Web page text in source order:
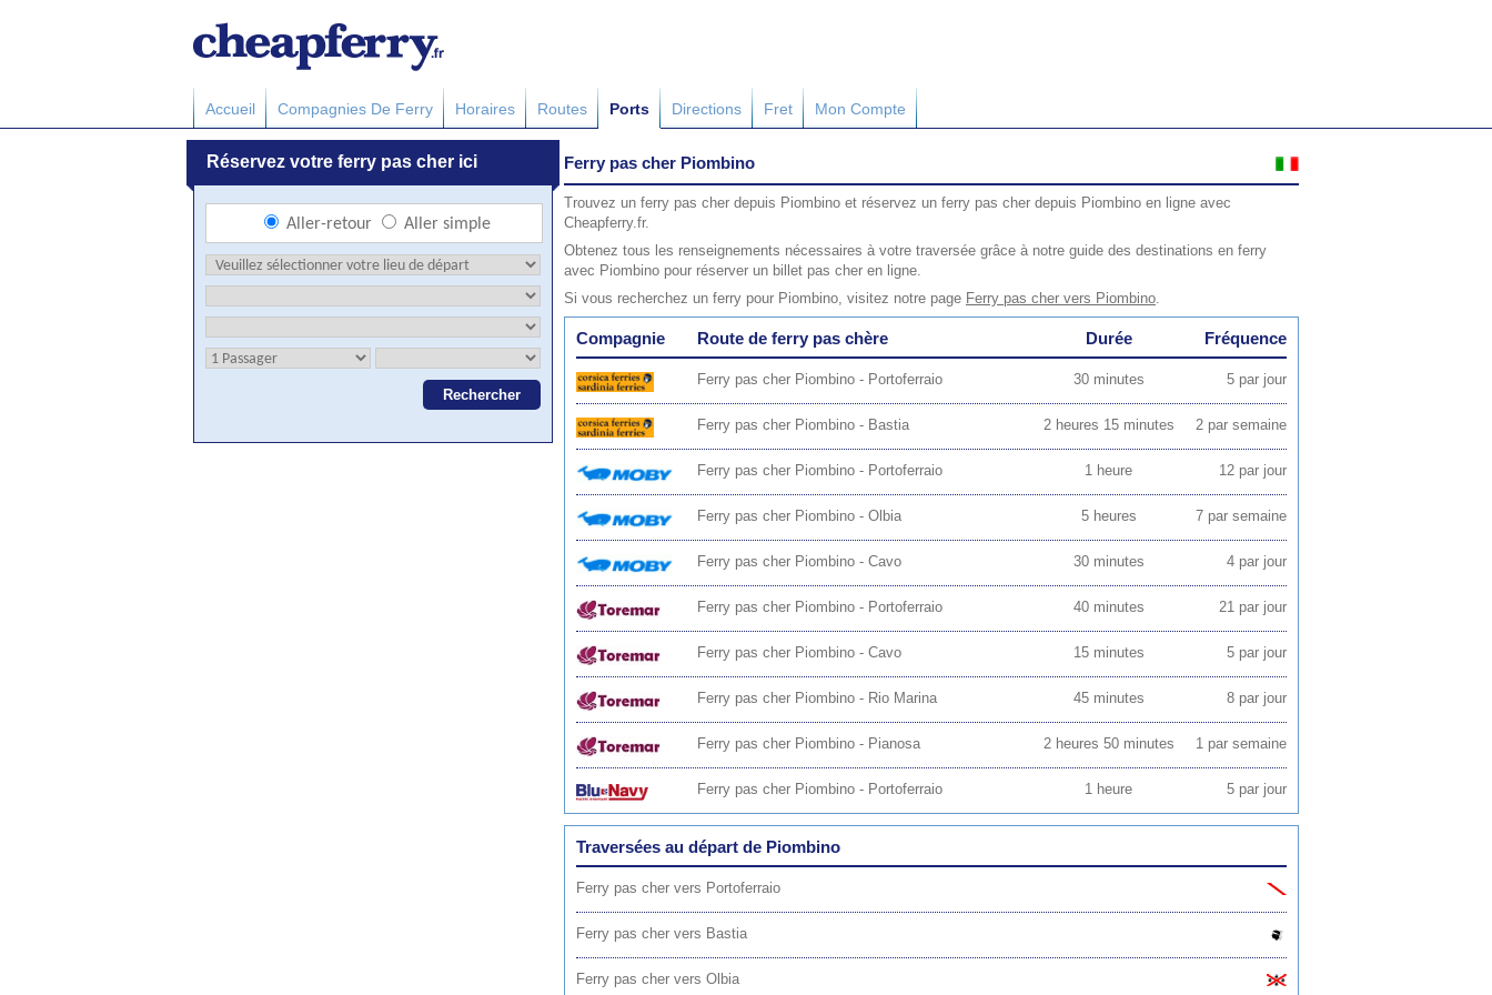
Accueil Compagnies De Ferry Horaires Routes Ports Directions Fret Mon Compte
Ferry pas cher Piombino
Trouvez un ferry pas cher depuis Piombino et réservez un ferry pas cher depuis Piombino en ligne avec
Cheapferry.fr.
Obtenez tous les renseignements nécessaires à votre traversée grâce à notre guide des destinations en ferry
avec Piombino pour réserver un billet pas cher en ligne.
Si vous recherchez un ferry pour Piombino, visitez notre page Ferry pas cher vers Piombino.
Compagnie Route de ferry pas chère Durée Fréquence
Ferry pas cher Piombino - Portoferraio 30 minutes 5 par jour
Ferry pas cher Piombino - Bastia 2 heures 15 minutes 2 par semaine
Ferry pas cher Piombino - Portoferraio 1 heure 12 par jour
Ferry pas cher Piombino - Olbia 5 heures 7 par semaine
Ferry pas cher Piombino - Cavo 30 minutes 4 par jour
Ferry pas cher Piombino - Portoferraio 40 minutes 21 par jour
Ferry pas cher Piombino - Cavo 15 minutes 5 par jour
Ferry pas cher Piombino - Rio Marina 45 minutes 8 par jour
Ferry pas cher Piombino - Pianosa 2 heures 50 minutes 1 par semaine
Ferry pas cher Piombino - Portoferraio 1 heure 5 par jour
Traversées au départ de Piombino
Ferry pas cher vers Portoferraio
Ferry pas cher vers Bastia
Ferry pas cher vers Olbia